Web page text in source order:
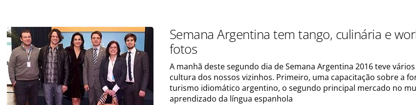
Semana Argentina tem tango, culinária e
fotos
A manhã deste segundo dia de Semana Argentina 2016 teve
cultura dos nossos vizinhos. Primeiro, uma capacitação sobre a
turismo idiomático argentino, o segundo principal mercado no
aprendizado da língua espanhola